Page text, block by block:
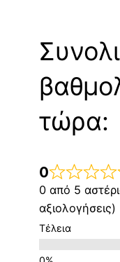
τώρα:
0
0 από 5
αξιολογήσεις)
Τέλεια